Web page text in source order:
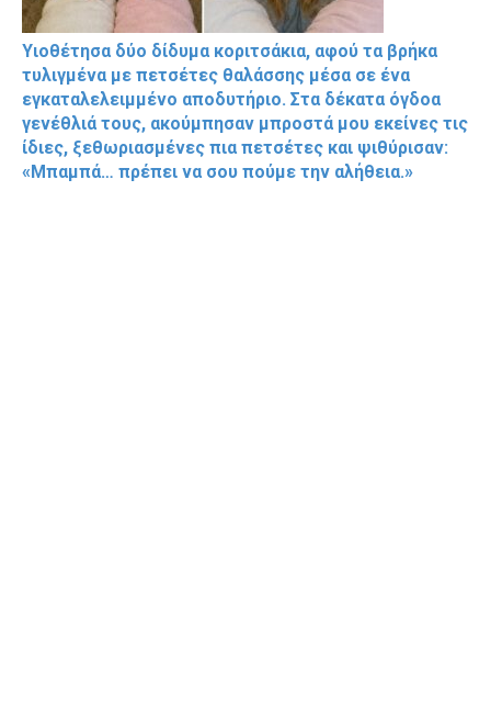
Υιοθέτησα δύο δίδυμα κοριτσάκια, αφού τα βρήκα
τυλιγμένα με πετσέτες θαλάσσης μέσα σε ένα
εγκαταλελειμμένο αποδυτήριο. Στα δέκατα όγδοα
γενέθλιά τους, ακούμπησαν μπροστά μου εκείνες τις
ίδιες, ξεθωριασμένες πια πετσέτες και ψιθύρισαν:
«Μπαμπά… πρέπει να σου πούμε την αλήθεια.»